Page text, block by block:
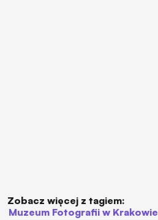
Zobacz więcej z tagiem:
Muzeum Fotografii w Krakowie